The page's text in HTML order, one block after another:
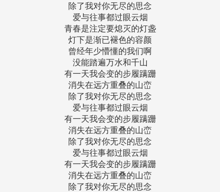
除了我对你无尽的思念
爱与往事都过眼云烟
青春是注定要熄灭的灯盏
灯下是渐已褪色的容颜
曾经年少懵懂的我们啊
没能踏遍万水和千山
有一天我会变的步履蹒跚
消失在远方重叠的山峦
除了我对你无尽的思念
爱与往事都过眼云烟
有一天我会变的步履蹒跚
消失在远方重叠的山峦
除了我对你无尽的思念
爱与往事都过眼云烟
有一天我会变的步履蹒跚
消失在远方重叠的山峦
除了我对你无尽的思念